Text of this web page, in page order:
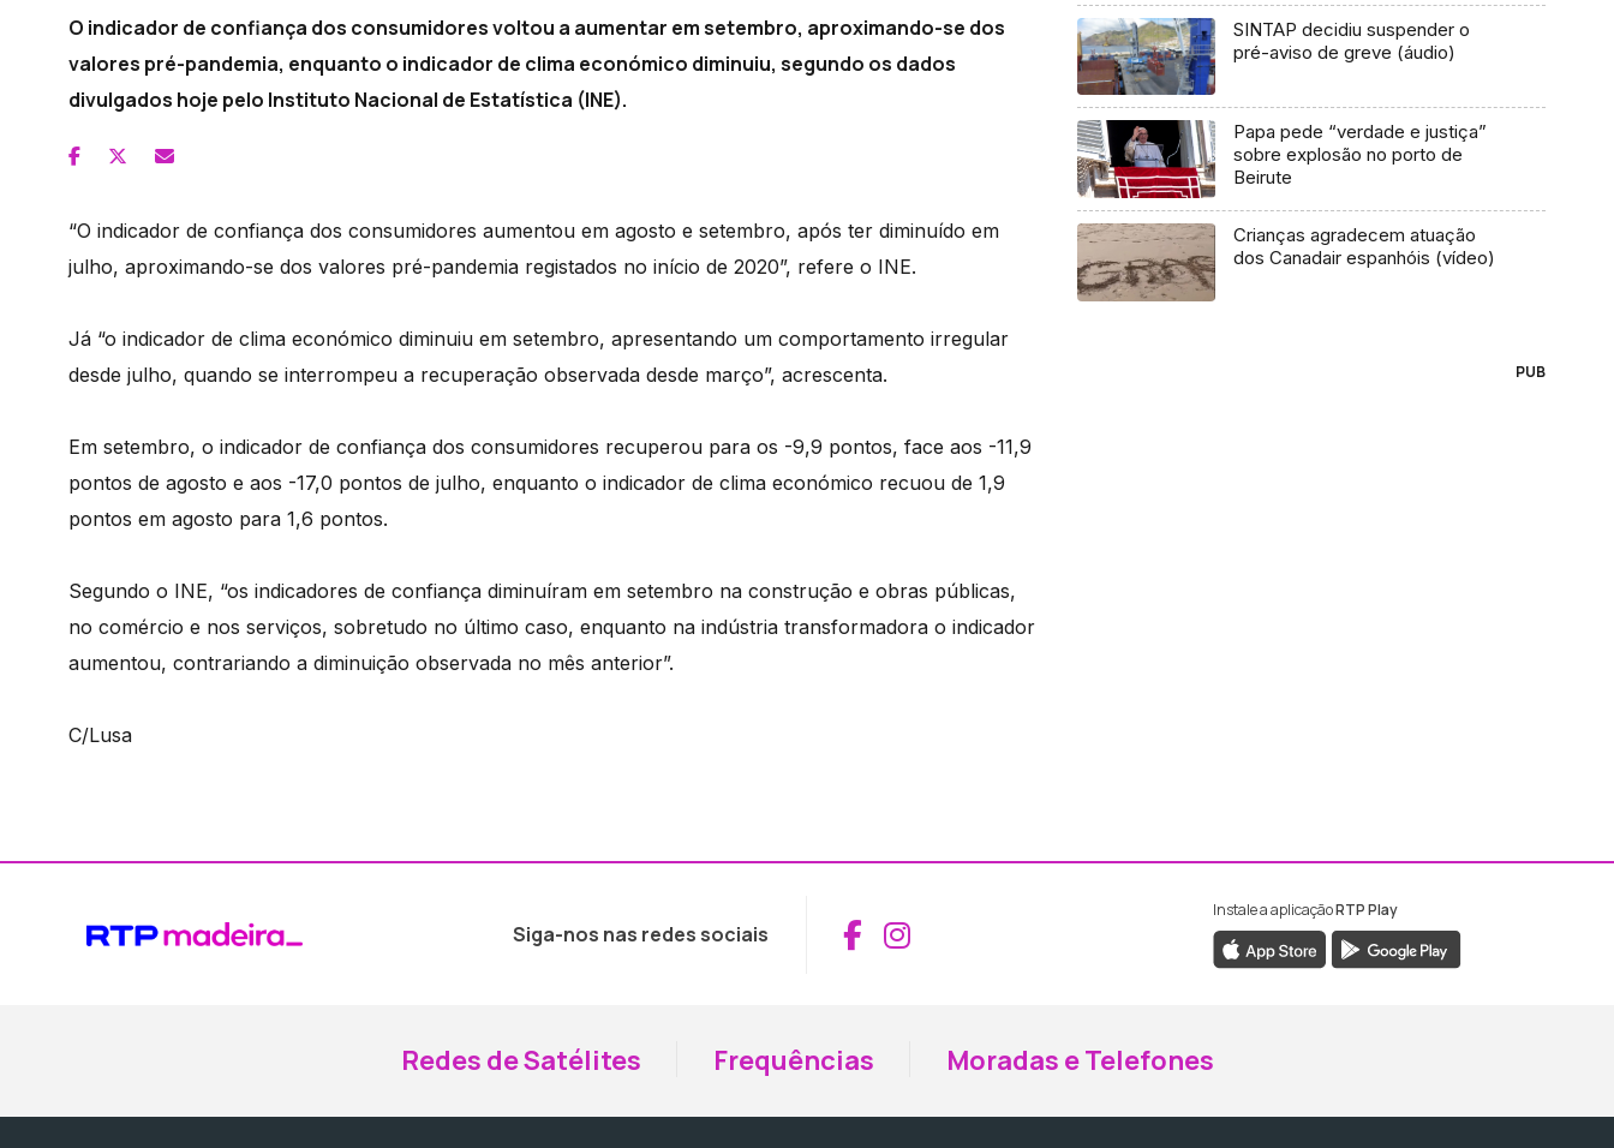
O indicador de confiança dos consumidores voltou a aumentar em setembro, aproximando-se dos
valores pré-pandemia, enquanto o indicador de clima económico diminuiu, segundo os dados
divulgados hoje pelo Instituto Nacional de Estatística (INE).
“O indicador de confiança dos consumidores aumentou em agosto e setembro, após ter diminuído em
julho, aproximando-se dos valores pré-pandemia registados no início de 2020”, refere o INE.
Já “o indicador de clima económico diminuiu em setembro, apresentando um comportamento irregular
desde julho, quando se interrompeu a recuperação observada desde março”, acrescenta.
Em setembro, o indicador de confiança dos consumidores recuperou para os -9,9 pontos, face aos -11,9
pontos de agosto e aos -17,0 pontos de julho, enquanto o indicador de clima económico recuou de 1,9
pontos em agosto para 1,6 pontos.
Segundo o INE, “os indicadores de confiança diminuíram em setembro na construção e obras públicas,
no comércio e nos serviços, sobretudo no último caso, enquanto na indústria transformadora o indicador
aumentou, contrariando a diminuição observada no mês anterior”.
C/Lusa
SINTAP decidiu suspender o
pré-aviso de greve (áudio)
Papa pede “verdade e justiça”
sobre explosão no porto de
Beirute
Crianças agradecem atuação
dos Canadair espanhóis (vídeo)
PUB
Siga-nos nas redes sociais Aceder ao Facebook da RTP Madeira
Aceder ao Instagram da RTP Madeira
Instale a aplicaçãoRTP Play
Redes de Satélites Frequências Moradas e Telefones